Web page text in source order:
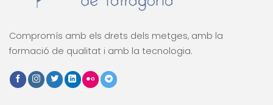
Compromís amb els drets dels metges, amb la
formació de qualitat i amb la tecnologia.